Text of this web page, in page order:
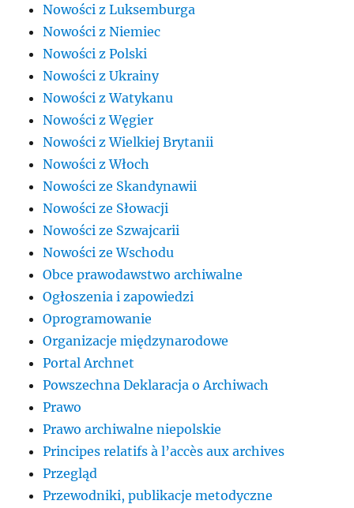
Nowości z Luksemburga
Nowości z Niemiec
Nowości z Polski
Nowości z Ukrainy
Nowości z Watykanu
Nowości z Węgier
Nowości z Wielkiej Brytanii
Nowości z Włoch
Nowości ze Skandynawii
Nowości ze Słowacji
Nowości ze Szwajcarii
Nowości ze Wschodu
Obce prawodawstwo archiwalne
Ogłoszenia i zapowiedzi
Oprogramowanie
Organizacje międzynarodowe
Portal Archnet
Powszechna Deklaracja o Archiwach
Prawo
Prawo archiwalne niepolskie
Principes relatifs à l’accès aux archives
Przegląd
Przewodniki, publikacje metodyczne